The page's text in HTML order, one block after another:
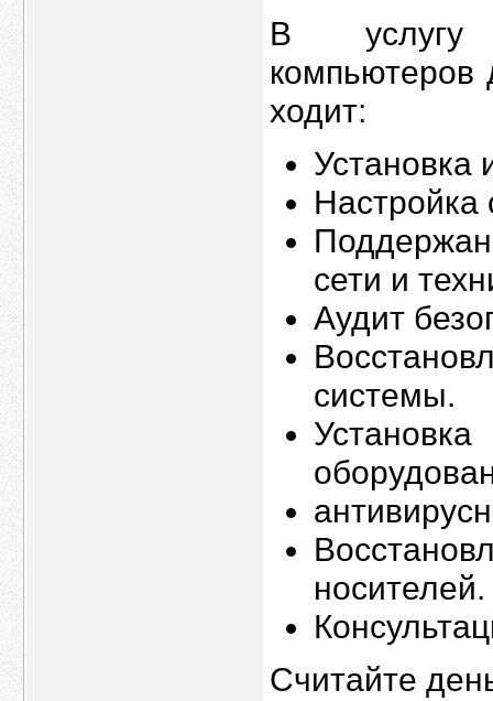
В услугу
компьютеров
ходит:
Установка
Настройка
сети и
Аудит
системы.
носителей.
Считайте